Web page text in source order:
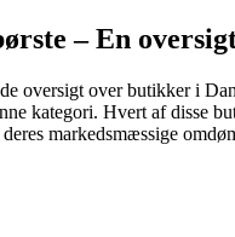
– En
oversigt over butikker i
kategori. Hvert af disse
markedsmæssige